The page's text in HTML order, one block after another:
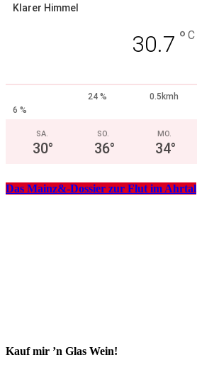
Klarer Himmel
30.7 ° C
24 %
0.5kmh
6 %
SA.
30°
SO.
36°
MO.
34°
Das Mainz&-Dossier zur Flut im Ahrtal
Kauf mir ’n Glas Wein!